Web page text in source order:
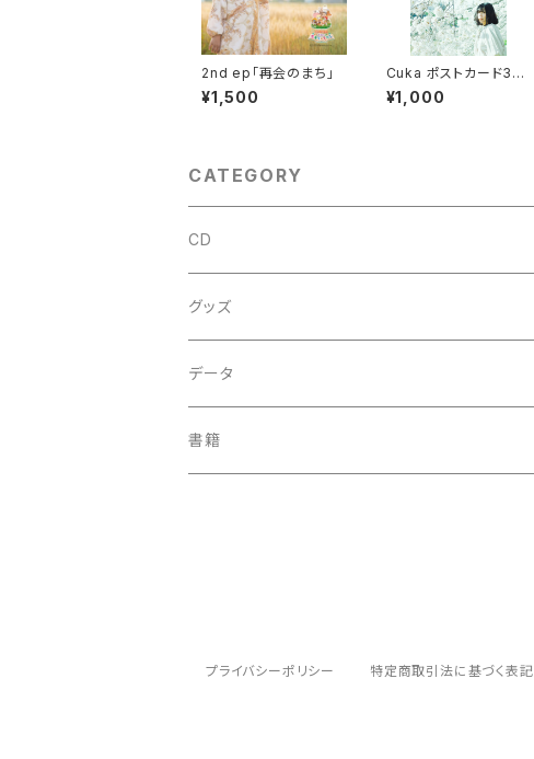
2nd ep「再会のまち」
¥1,500
Cuka ポストカード3枚
セット
¥1,000
CATEGORY
CD
アルバム
シングル
e.p.
グッズ
バッチ
ポストカード
データ
音源
書籍
プライバシーポリシー 特定商取引法に基づく表記